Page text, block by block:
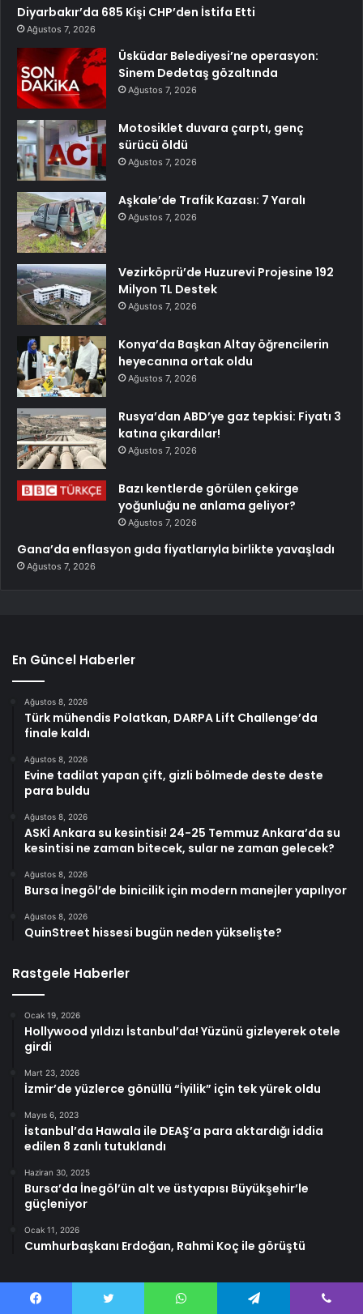
Diyarbakır’da 685 Kişi CHP’den İstifa Etti
Ağustos 7, 2026
Üsküdar Belediyesi’ne operasyon:
Sinem Dedetaş gözaltında
Ağustos 7, 2026
Motosiklet duvara çarptı, genç
sürücü öldü
Ağustos 7, 2026
Aşkale’de Trafik Kazası: 7 Yaralı
Ağustos 7, 2026
Vezirköprü’de Huzurevi Projesine 192
Milyon TL Destek
Ağustos 7, 2026
Konya’da Başkan Altay öğrencilerin
heyecanına ortak oldu
Ağustos 7, 2026
Rusya’dan ABD’ye gaz tepkisi: Fiyatı 3
katına çıkardılar!
Ağustos 7, 2026
Bazı kentlerde görülen çekirge
yoğunluğu ne anlama geliyor?
Ağustos 7, 2026
Gana’da enflasyon gıda fiyatlarıyla birlikte yavaşladı
Ağustos 7, 2026
En Güncel Haberler
Ağustos 8, 2026
Türk mühendis Polatkan, DARPA Lift Challenge’da
finale kaldı
Ağustos 8, 2026
Evine tadilat yapan çift, gizli bölmede deste deste
para buldu
Ağustos 8, 2026
ASKİ Ankara su kesintisi! 24-25 Temmuz Ankara’da su
kesintisi ne zaman bitecek, sular ne zaman gelecek?
Ağustos 8, 2026
Bursa İnegöl’de binicilik için modern manejler yapılıyor
Ağustos 8, 2026
QuinStreet hissesi bugün neden yükselişte?
Rastgele Haberler
Ocak 19, 2026
Hollywood yıldızı İstanbul’da! Yüzünü gizleyerek otele
girdi
Mart 23, 2026
İzmir’de yüzlerce gönüllü “İyilik” için tek yürek oldu
Mayıs 6, 2023
İstanbul’da Hawala ile DEAŞ’a para aktardığı iddia
edilen 8 zanlı tutuklandı
Haziran 30, 2025
Bursa’da İnegöl’ün alt ve üstyapısı Büyükşehir’le
güçleniyor
Ocak 11, 2026
Cumhurbaşkanı Erdoğan, Rahmi Koç ile görüştü